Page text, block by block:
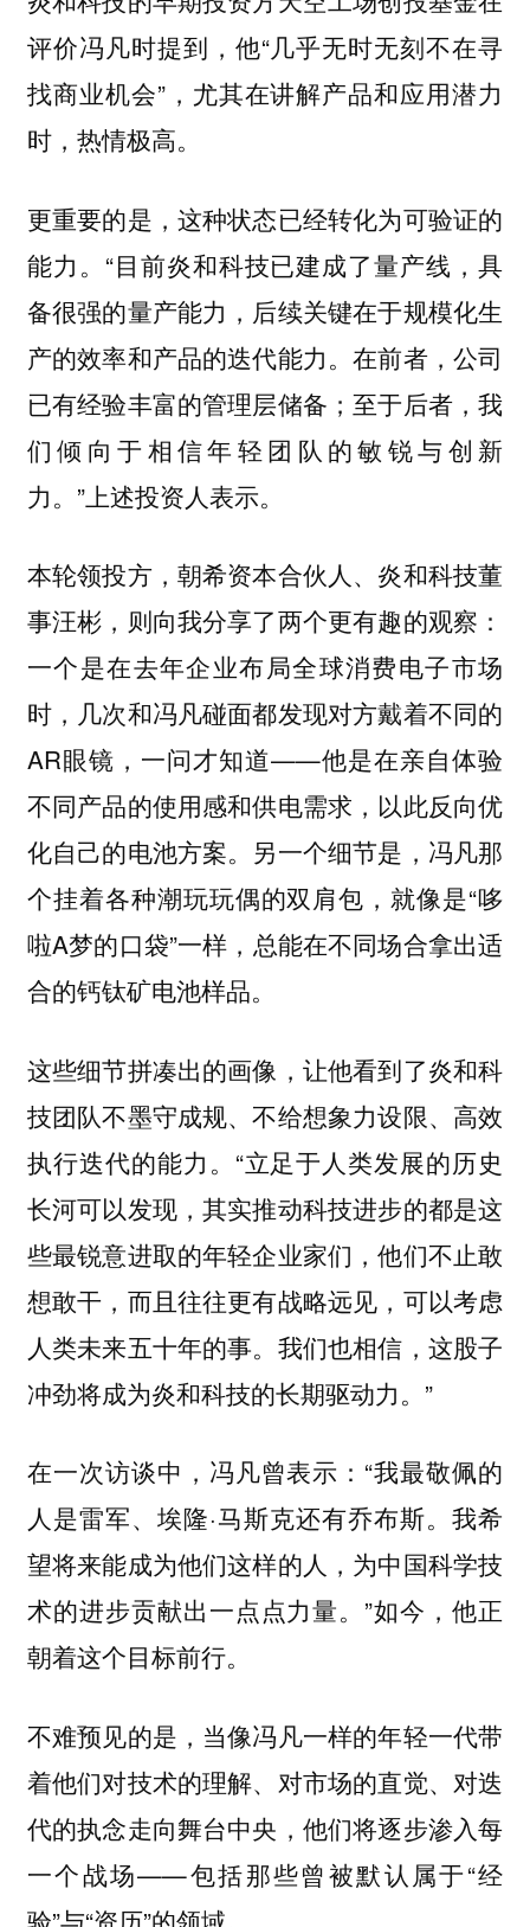
评价冯凡时提到，他“几乎无时无刻不在寻
找商业机会”，尤其在讲解产品和应用潜力
时，热情极高。
更重要的是，这种状态已经转化为可验证的
能力。“目前炎和科技已建成了量产线，具
备很强的量产能力，后续关键在于规模化生
产的效率和产品的迭代能力。在前者，公司
已有经验丰富的管理层储备；至于后者，我
们倾向于相信年轻团队的敏锐与创新
力。”上述投资人表示。
本轮领投方，朝希资本合伙人、炎和科技董
事汪彬，则向我分享了两个更有趣的观察：
一个是在去年企业布局全球消费电子市场
时，几次和冯凡碰面都发现对方戴着不同的
AR眼镜，一问才知道——他是在亲自体验
不同产品的使用感和供电需求，以此反向优
化自己的电池方案。另一个细节是，冯凡那
个挂着各种潮玩玩偶的双肩包，就像是“哆
啦A梦的口袋”一样，总能在不同场合拿出适
合的钙钛矿电池样品。
这些细节拼凑出的画像，让他看到了炎和科
技团队不墨守成规、不给想象力设限、高效
执行迭代的能力。“立足于人类发展的历史
长河可以发现，其实推动科技进步的都是这
些最锐意进取的年轻企业家们，他们不止敢
想敢干，而且往往更有战略远见，可以考虑
人类未来五十年的事。我们也相信，这股子
冲劲将成为炎和科技的长期驱动力。”
在一次访谈中，冯凡曾表示：“我最敬佩的
人是雷军、埃隆·马斯克还有乔布斯。我希
望将来能成为他们这样的人，为中国科学技
术的进步贡献出一点点力量。”如今，他正
朝着这个目标前行。
不难预见的是，当像冯凡一样的年轻一代带
着他们对技术的理解、对市场的直觉、对迭
代的执念走向舞台中央，他们将逐步渗入每
一个战场——包括那些曾被默认属于“经
验”与“资历”的领域。